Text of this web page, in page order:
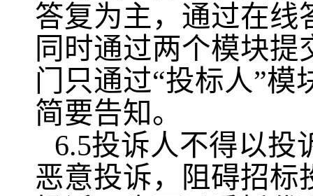
答复为主，通过在线
同时通过两个模块
门只通过“投标人”模
简要告知。
6.5投诉人不得以投
恶意投诉，阻碍招标